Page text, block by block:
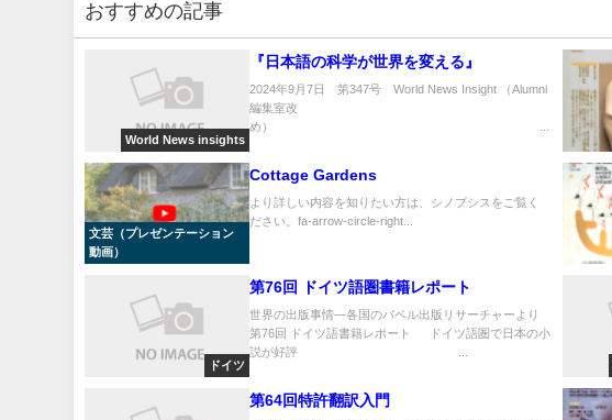
おすすめの記事
World News insights
『日本語の科学が世界を変える』
2024年9月7日 第347号 World News Insight （Alumni
編集室改
め） ...
文芸（プレゼンテーション
動画）
Cottage Gardens
より詳しい内容を知りたい方は、シノプシスをご覧く
ださい。fa-arrow-circle-right...
ドイツ
第76回 ドイツ語圏書籍レポート
世界の出版事情―各国のバベル出版リサーチャーより
第76回 ドイツ語書籍レポート ドイツ語圏で日本の小
説が好評 ...
第64回特許翻訳入門